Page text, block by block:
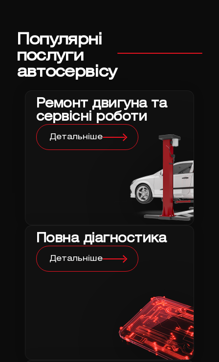
Популярні
послуги
автосервісу
Ремонт двигуна та
сервісні роботи
Детальніше
Повна діагностика
Детальніше